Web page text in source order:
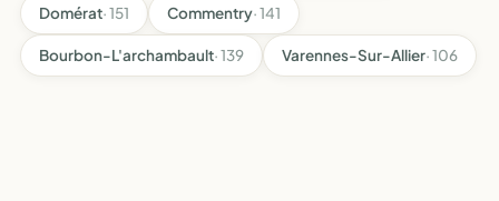
Domérat· 151 Commentry· 141
Bourbon-L'archambault· 139 Varennes-Sur-Allier· 106